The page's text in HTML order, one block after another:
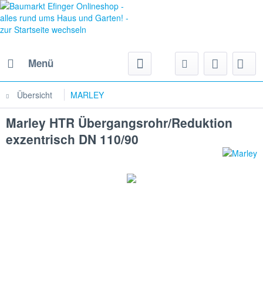
Menü
Übersicht MARLEY
Marley HTR Übergangsrohr/Reduktion
exzentrisch DN 110/90